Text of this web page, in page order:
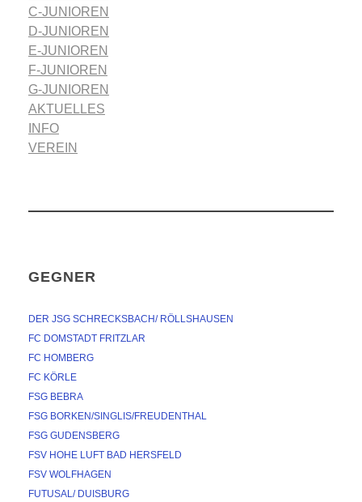
C-JUNIOREN
D-JUNIOREN
E-JUNIOREN
F-JUNIOREN
G-JUNIOREN
AKTUELLES
INFO
VEREIN
GEGNER
DER JSG SCHRECKSBACH/ RÖLLSHAUSEN
FC DOMSTADT FRITZLAR
FC HOMBERG
FC KÖRLE
FSG BEBRA
FSG BORKEN/SINGLIS/FREUDENTHAL
FSG GUDENSBERG
FSV HOHE LUFT BAD HERSFELD
FSV WOLFHAGEN
FUTUSAL/ DUISBURG